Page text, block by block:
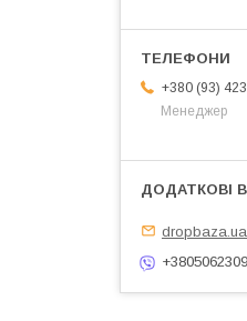
+380 (93)
Менеджер